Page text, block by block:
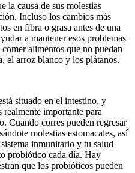
la causa de sus molestias
Incluso los cambios más
en fibra o grasa antes de una
a mantener esos problemas
alimentos que no puedan
el arroz blanco y los plátanos.
situado en el intestino, y
importante para
Cuando corres pueden regresar
molestias estomacales, así
inmunitario y tu salud
probiótico cada día. Hay
que los probióticos pueden